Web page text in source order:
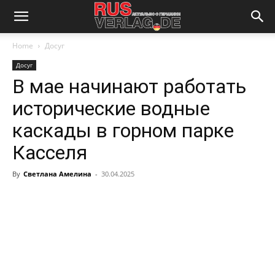
Home Досуг
Досуг
В мае начинают работать
исторические водные
каскады в горном парке
Касселя
By Светлана Амелина - 30.04.2025